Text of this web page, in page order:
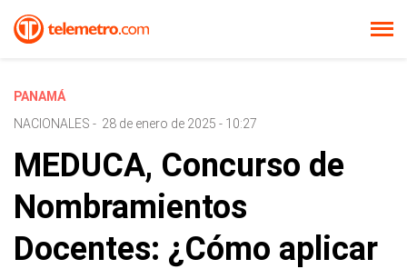
PANAMÁ
NACIONALES - 28 de enero de 2025 - 10:27
MEDUCA, Concurso de
Nombramientos
Docentes: ¿Cómo aplicar